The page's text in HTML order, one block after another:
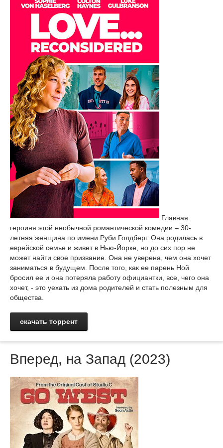
Главная
героиня этой необычной романтической комедии – 30-
летняя женщина по имени Руби Голдберг. Она родилась в
еврейской семье и живет в Нью-Йорке, но до сих пор не
может найти свое призвание. Она не уверена, чем она хочет
заниматься в будущем. После того, как ее парень Ной
бросил ее и она потеряла работу официантки, все, чего она
хочет, - это уехать из дома родителей и стать полезным для
общества.
скачать торрент
Вперед, на Запад (2023)